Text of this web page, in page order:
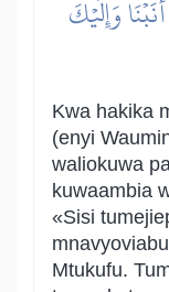
وَإِلَيۡكَ
Kwa hakika
(enyi
waliokuwa
kuwaambia
«Sisi
Mtukufu.